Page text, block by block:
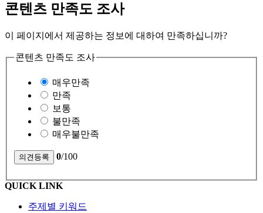
콘텐츠 만족도 조사
이 페이지에서 제공하는 정보에 대하여 만족하십니까?
콘텐츠 만족도 조사
매우만족
만족
보통
불만족
매우불만족
0/100
QUICK LINK
주제별 키워드